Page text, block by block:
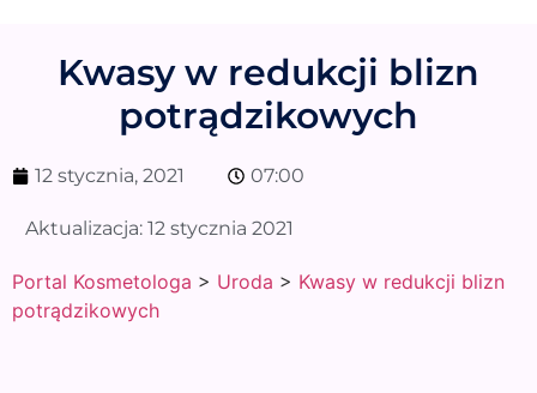
Kwasy w redukcji blizn
potrądzikowych
12 stycznia, 2021 07:00
Aktualizacja: 12 stycznia 2021
Portal Kosmetologa > Uroda > Kwasy w redukcji blizn
potrądzikowych